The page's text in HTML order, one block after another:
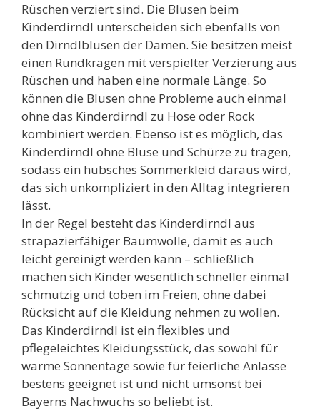
Rüschen verziert sind. Die Blusen beim
Kinderdirndl unterscheiden sich ebenfalls von
den Dirndlblusen der Damen. Sie besitzen meist
einen Rundkragen mit verspielter Verzierung aus
Rüschen und haben eine normale Länge. So
können die Blusen ohne Probleme auch einmal
ohne das Kinderdirndl zu Hose oder Rock
kombiniert werden. Ebenso ist es möglich, das
Kinderdirndl ohne Bluse und Schürze zu tragen,
sodass ein hübsches Sommerkleid daraus wird,
das sich unkompliziert in den Alltag integrieren
lässt.
In der Regel besteht das Kinderdirndl aus
strapazierfähiger Baumwolle, damit es auch
leicht gereinigt werden kann – schließlich
machen sich Kinder wesentlich schneller einmal
schmutzig und toben im Freien, ohne dabei
Rücksicht auf die Kleidung nehmen zu wollen.
Das Kinderdirndl ist ein flexibles und
pflegeleichtes Kleidungsstück, das sowohl für
warme Sonnentage sowie für feierliche Anlässe
bestens geeignet ist und nicht umsonst bei
Bayerns Nachwuchs so beliebt ist.